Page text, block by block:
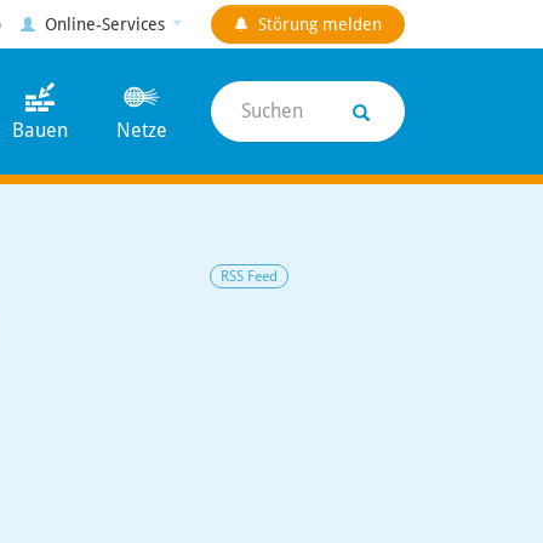
Online-Services Störung melden
Bauen Netze
Suchen
RSS Feed